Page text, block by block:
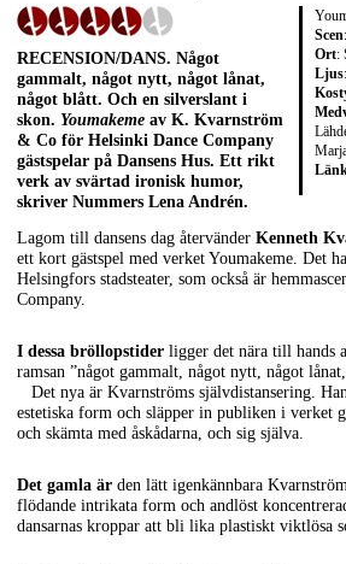
Scen
Ort:
Ljus
RECENSION/DANS. Något
gammalt, något nytt, något lånat,
något blått. Och en silverslant i
skon. Youmakeme av K. Kvarnström
& Co för Helsinki Dance Company
gästspelar på Dansens Hus. Ett rikt
verk av svärtad ironisk humor,
skriver Nummers Lena Andrén.
Lagom till dansens dag återvänder Kenneth
ett kort gästspel med verket Youmakeme. Det
Helsingfors stadsteater, som också är
Company.
I dessa bröllopstider ligger det nära till hands
ramsan ”något gammalt, något nytt, något
Det nya är Kvarnströms självdistansering.
estetiska form och släpper in publiken i verket
och skämta med åskådarna, och sig själva.
Det gamla är den lätt igenkännbara
flödande intrikata form och andlöst
dansarnas kroppar att bli lika plastiskt viktlösa